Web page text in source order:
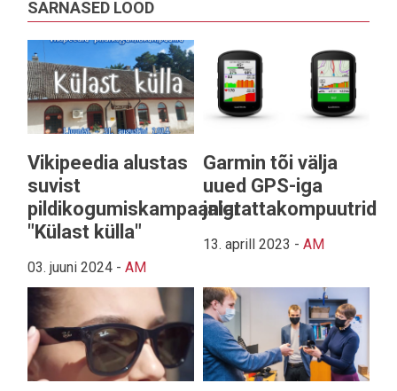
SARNASED LOOD
Vikipeedia alustas
suvist
pildikogumiskampaaniat
"Külast külla"
03. juuni 2024 - AM
Garmin tõi välja
uued GPS-iga
jalgrattakompuutrid
13. aprill 2023 - AM